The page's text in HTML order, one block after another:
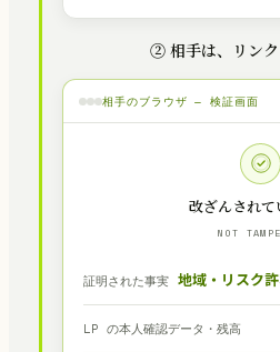
② 相手は、リンク
相手のブラウザ — 検証画面
改ざんされて
NOT
証明された事実 地域・リスク
LP の本人確認データ・残高